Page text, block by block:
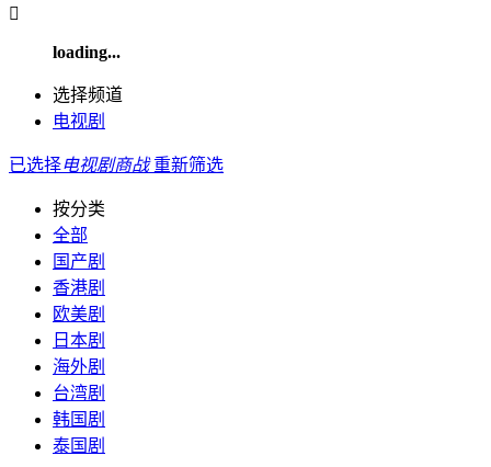

loading...
选择频道
电视剧
已选择电视剧商战重新筛选
按分类
全部
国产剧
香港剧
欧美剧
日本剧
海外剧
台湾剧
韩国剧
泰国剧